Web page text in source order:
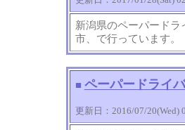
新潟県のペーパード
市、で行っています。
■ ペーパードライ
更新日：2016/07/20(Wed)